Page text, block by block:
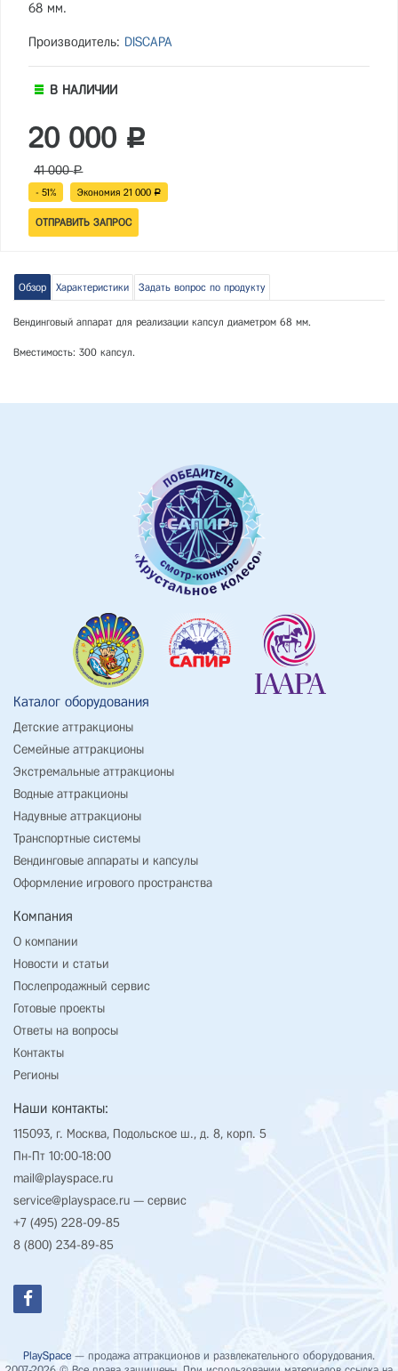
68 мм.
Производитель: DISCAPA
В НАЛИЧИИ
20 000 Р
41 000Р
- 51% Экономия 21 000 Р
Обзор Характеристики Задать вопрос по продукту
Вендинговый аппарат для реализации капсул диаметром 68 мм.
Вместимость: 300 капсул.
Каталог оборудования
Детские аттракционы
Семейные аттракционы
Экстремальные аттракционы
Водные аттракционы
Надувные аттракционы
Транспортные системы
Вендинговые аппараты и капсулы
Оформление игрового пространства
Компания
О компании
Новости и статьи
Послепродажный сервис
Готовые проекты
Ответы на вопросы
Контакты
Регионы
Наши контакты:
115093, г. Москва, Подольское ш., д. 8, корп. 5
Пн-Пт 10:00-18:00
mail@playspace.ru
service@playspace.ru — сервис
+7 (495) 228-09-85
8 (800) 234-89-85
PlaySpace — продажа аттракционов и развлекательного оборудования.